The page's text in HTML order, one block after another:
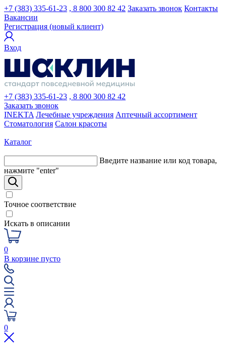
+7 (383) 335-61-23 , 8 800 300 82 42 Заказать звонок Контакты
Вакансии
Регистрация (новый клиент)
Вход
+7 (383) 335-61-23 , 8 800 300 82 42
Заказать звонок
INEKTA Лечебные учреждения Аптечный ассортимент
Стоматология Салон красоты
Каталог
Введите название или код товара,
нажмите "enter"
Точное соответствие
Искать в описании
0
В корзине пусто
0